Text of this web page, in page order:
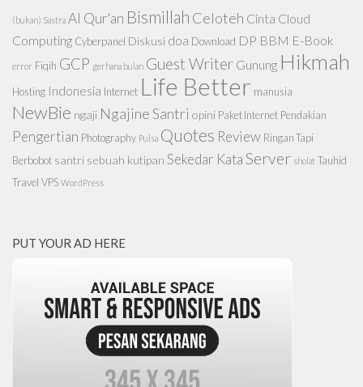
(bukan) Sastra Al Qur'an Bismillah Celoteh Cinta Cloud
Computing Cyberpanel Diskusi doa Download DP BBM E-Book
error Fiqih GCP gerhana bulan Guest Writer Gunung Hikmah
Hosting Indonesia Internet Life Better manusia
NewBie ngaji Ngajine Santri opini Paket Internet Pendakian
Pengertian Photography Pulsa Quotes Review Ringan Tapi
Berbobot santri sebuah kutipan Sekedar KataServer sholat Tauhid
Travel VPS WordPress
PUT YOUR AD HERE